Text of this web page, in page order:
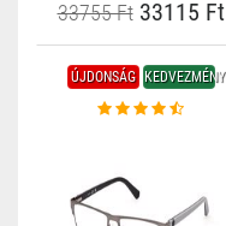
33755 Ft33115 Ft
ÚJDONSÁG KEDVEZMÉNY